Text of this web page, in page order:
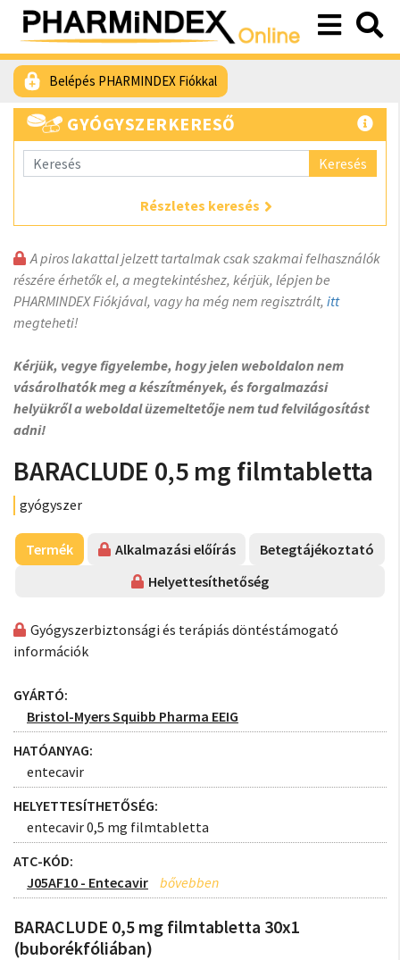
Belépés PHARMINDEX Fiókkal
GYÓGYSZERKERESŐ
Keresés
Részletes keresés
A piros lakattal jelzett tartalmak csak szakmai felhasználók
részére érhetők el, a megtekintéshez, kérjük, lépjen be
PHARMINDEX Fiókjával, vagy ha még nem regisztrált, itt
megteheti!
Kérjük, vegye figyelembe, hogy jelen weboldalon nem
vásárolhatók meg a készítmények, és forgalmazási
helyükről a weboldal üzemeltetője nem tud felvilágosítást
adni!
BARACLUDE 0,5 mg filmtabletta
gyógyszer
Termék Alkalmazási előírás
Betegtájékoztató
Helyettesíthetőség
Gyógyszerbiztonsági és terápiás döntéstámogató
információk
GYÁRTÓ:
Bristol-Myers Squibb Pharma EEIG
HATÓANYAG:
entecavir
HELYETTESÍTHETŐSÉG:
entecavir 0,5 mg filmtabletta
ATC-KÓD:
J05AF10 - Entecavir
BARACLUDE 0,5 mg filmtabletta 30x1
(buborékfóliában)